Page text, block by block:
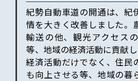
紀勢自動車道の開通は、紀
情を大きく改善しました。
輸送の他、観光アクセス
等、地域の経済活動に貢献し
経済活動だけでなく、住民
も向上させる等、地域の暮